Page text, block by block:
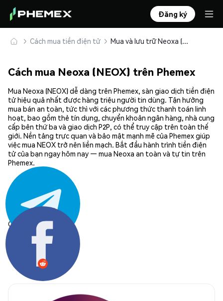
Đăng ký
Cách mua tiền điện tử Mua và lưu trữ Neoxa (NEOX) an toàn
Cách mua Neoxa (NEOX) trên Phemex
Mua Neoxa (NEOX) dễ dàng trên Phemex, sàn giao dịch tiền điện
tử hiệu quả nhất được hàng triệu người tin dùng. Tận hưởng
mua bán an toàn, tức thì với các phương thức thanh toán linh
hoạt, bao gồm thẻ tín dụng, chuyển khoản ngân hàng, nhà cung
cấp bên thứ ba và giao dịch P2P, có thể truy cập trên toàn thế
giới. Nền tảng trực quan và bảo mật mạnh mẽ của Phemex giúp
việc mua NEOX trở nên liền mạch. Bắt đầu hành trình tiền điện
tử của bạn ngay hôm nay — mua Neoxa an toàn và tự tin trên
Phemex.
Chia sẻ: